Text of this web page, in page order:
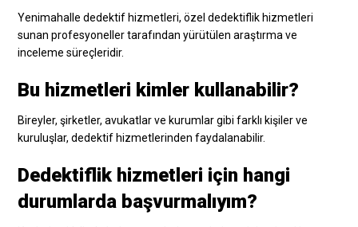
Yenimahalle dedektif hizmetleri, özel dedektiflik hizmetleri
sunan profesyoneller tarafından yürütülen araştırma ve
inceleme süreçleridir.
Bu hizmetleri kimler kullanabilir?
Bireyler, şirketler, avukatlar ve kurumlar gibi farklı kişiler ve
kuruluşlar, dedektif hizmetlerinden faydalanabilir.
Dedektiflik hizmetleri için hangi
durumlarda başvurmalıyım?